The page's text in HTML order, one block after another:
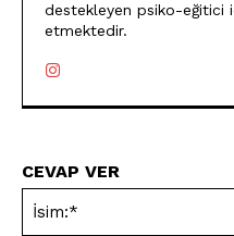
destekleyen psiko-eğitici
etmektedir.
CEVAP VER